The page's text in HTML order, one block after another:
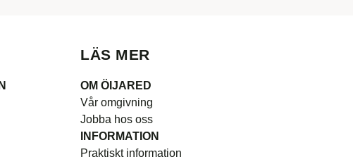
LÄS MER
OM ÖIJARED
Vår omgivning
Jobba hos oss
INFORMATION
Praktiskt information